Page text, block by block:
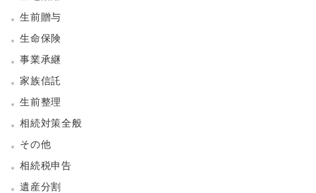
生前贈与
生命保険
事業承継
家族信託
生前整理
相続対策全般
その他
相続税申告
遺産分割